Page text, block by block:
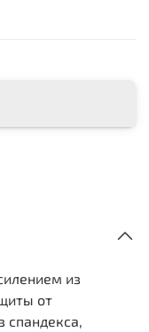
из
от
спандекса,